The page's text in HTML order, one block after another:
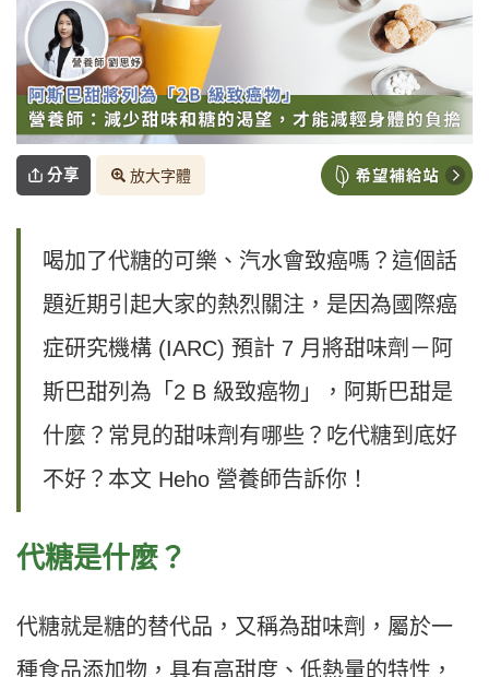
分享 放大字體
喝加了代糖的可樂、汽水會致癌嗎？這個話
題近期引起大家的熱烈關注，是因為國際癌
症研究機構 (IARC) 預計 7 月將甜味劑－阿
斯巴甜列為「2 B 級致癌物」，阿斯巴甜是
什麼？常見的甜味劑有哪些？吃代糖到底好
不好？本文 Heho 營養師告訴你！
代糖是什麼？
代糖就是糖的替代品，又稱為甜味劑，屬於一
種食品添加物，具有高甜度、低熱量的特性，